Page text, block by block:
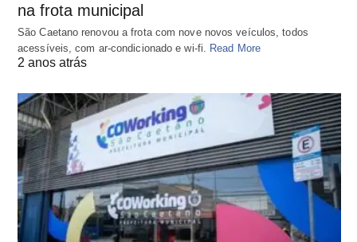
na frota municipal
São Caetano renovou a frota com nove novos veículos, todos
acessíveis, com ar-condicionado e wi-fi.
Read More
2 anos atrás